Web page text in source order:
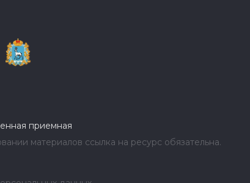
приемная
материалов ссылка на ресурс обязательна.